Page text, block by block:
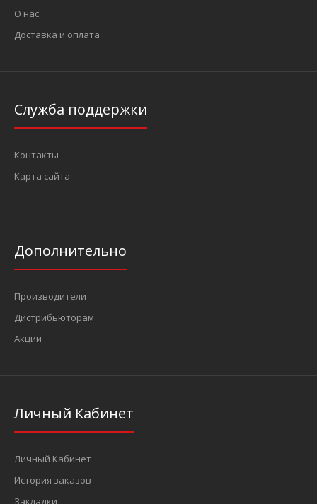
О нас
Доставка и оплата
Служба поддержки
Контакты
Карта сайта
Дополнительно
Производители
Дистрибьюторам
Акции
Личный Кабинет
Личный Кабинет
История заказов
Закладки